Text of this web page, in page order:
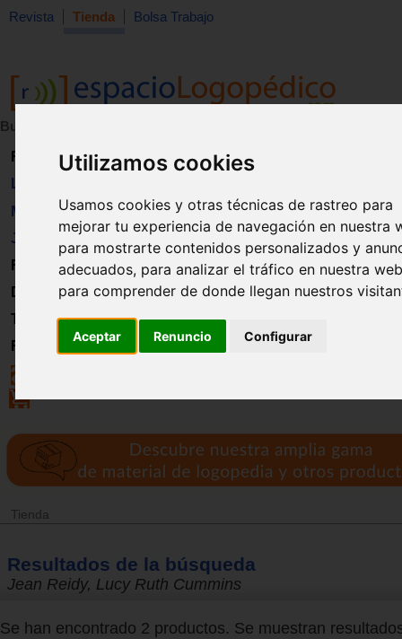
Utilizamos cookies
Usamos cookies y otras técnicas de rastreo para
mejorar tu experiencia de navegación en nuestra
para mostrarte contenidos personalizados y
adecuados, para analizar el tráfico en nuestra
para comprender de donde llegan nuestros
Aceptar Renuncio Configurar
Revista Tienda Bolsa Trabajo
Buscar:
Revista
Libros
Material
Juguetes
Formación
Directorio
Trabajo
Registro
Tienda
Resultados de la búsqueda
Jean Reidy, Lucy Ruth Cummins
Se han encontrado 2 productos. Se muestran